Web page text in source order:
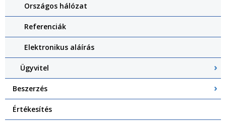
Országos hálózat
Referenciák
Elektronikus aláírás
Ügyvitel
Beszerzés
Értékesítés